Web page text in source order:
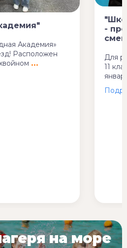
Академия»
Расположен
-
Для
11
на море